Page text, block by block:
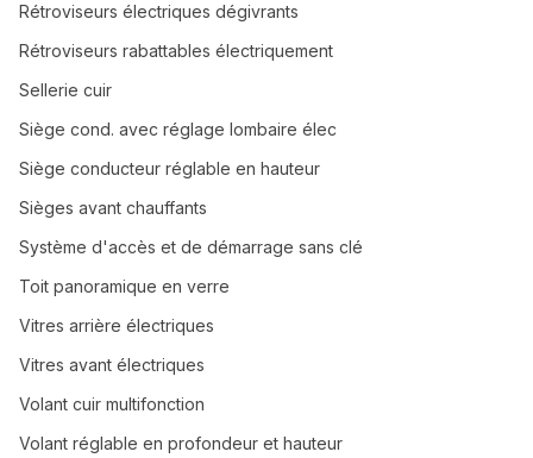
Rétroviseurs électriques dégivrants
Rétroviseurs rabattables électriquement
Sellerie cuir
Siège cond. avec réglage lombaire élec
Siège conducteur réglable en hauteur
Sièges avant chauffants
Système d'accès et de démarrage sans clé
Toit panoramique en verre
Vitres arrière électriques
Vitres avant électriques
Volant cuir multifonction
Volant réglable en profondeur et hauteur